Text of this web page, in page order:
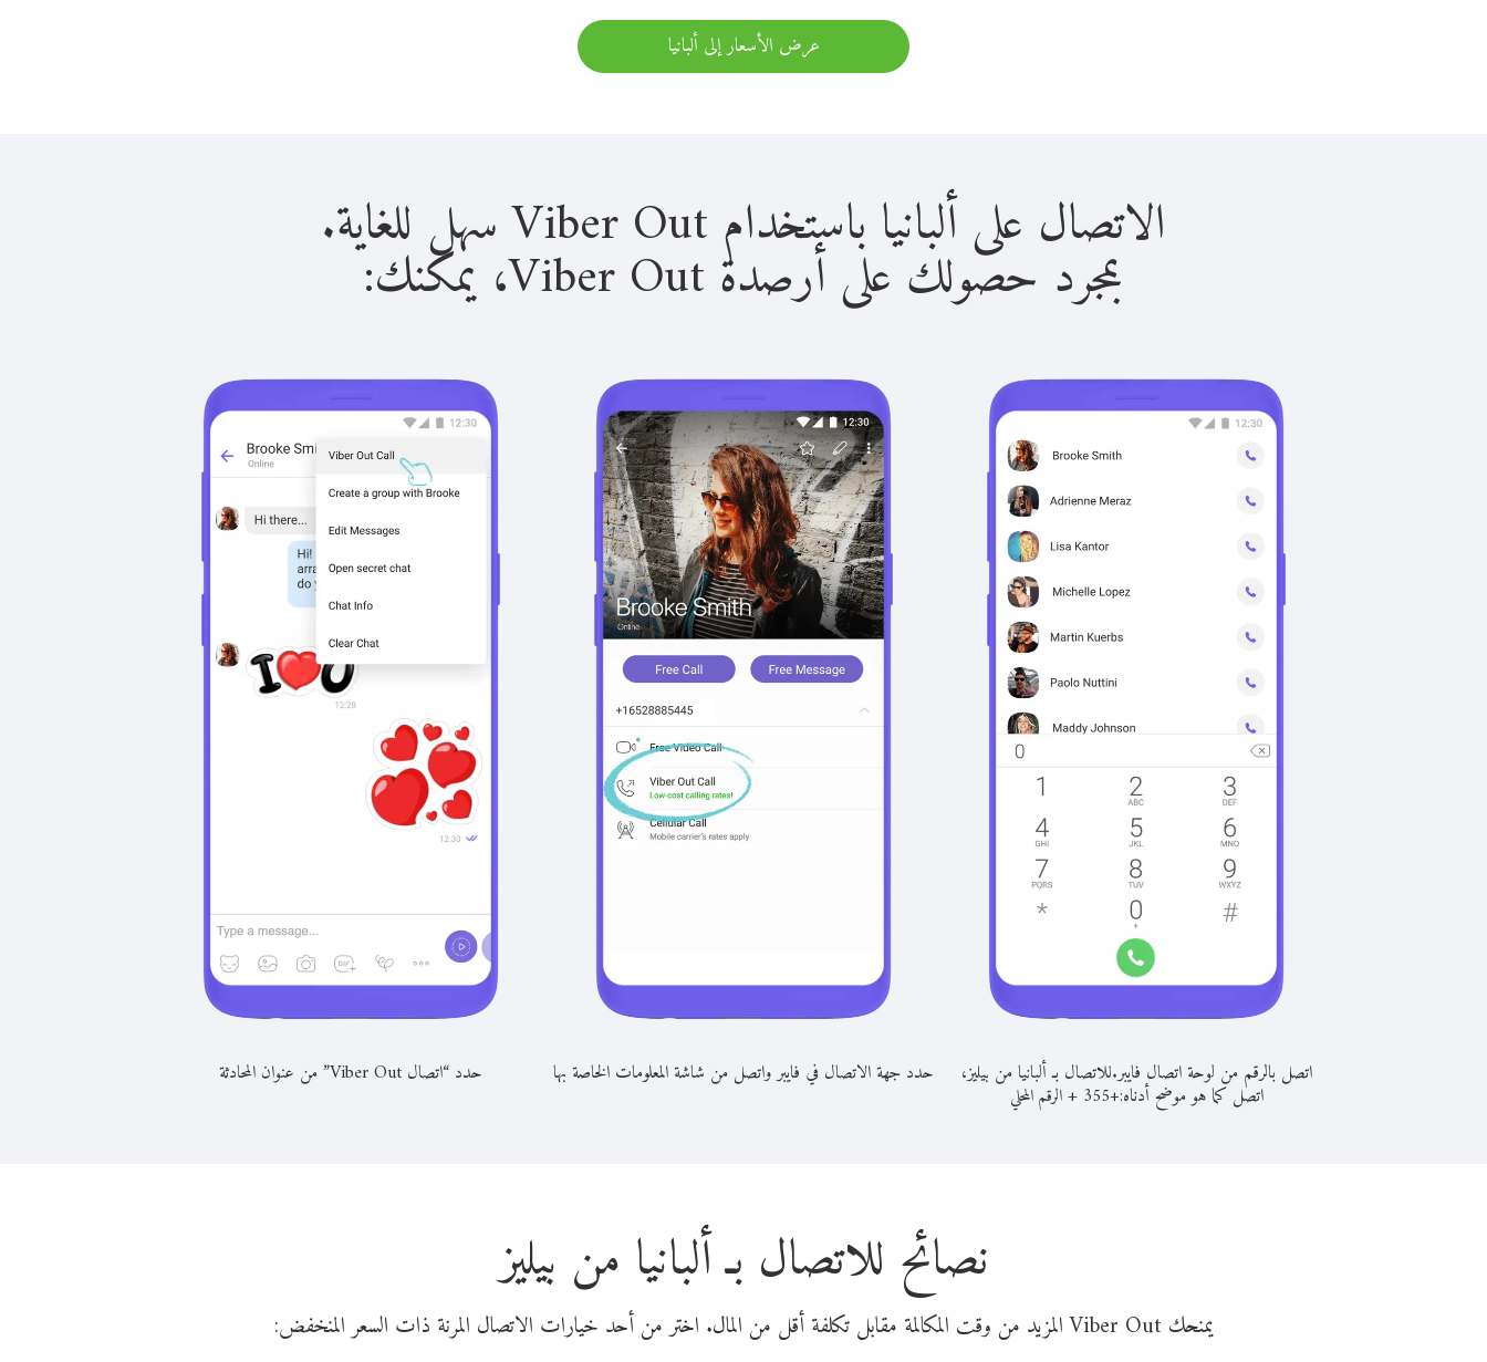
عرض الأسعار إلى ألبانيا
الاتصال على ألبانيا باستخدام Viber Out سهل للغاية.
بمجرد حصولك على أرصدة Viber Out، يمكنك:
اتصل بالرقم من لوحة اتصال فايبر.للاتصال بـ ألبانيا من بيليز،
اتصل كما هو موضح أدناه:+
355
+الرقم المحلي
حدد جهة الاتصال في فايبر واتصل من شاشة المعلومات الخاصة بها حدد “اتصال Viber Out” من عنوان المحادثة
نصائح للاتصال بـ ألبانيا من بيليز
يمنحك Viber Out المزيد من وقت المكالمة مقابل تكلفة أقل من المال. اختر من أحد خيارات الاتصال المرنة ذات السعر المنخفض: